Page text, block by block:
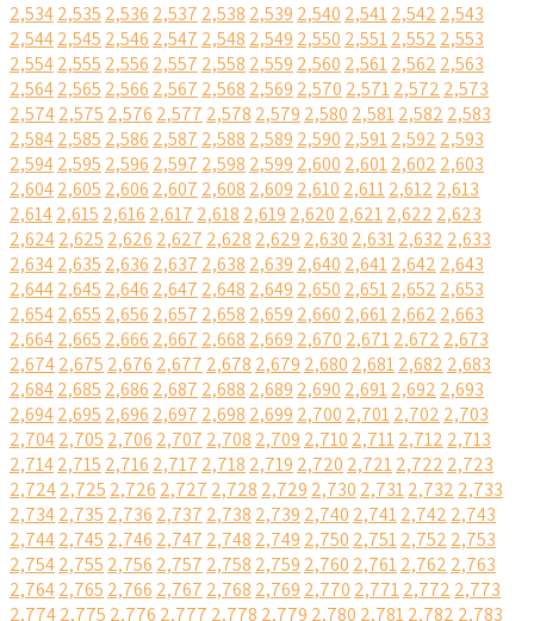
2,5342,535 2,536 2,537 2,538 2,539 2,540 2,5412,542 2,543
2,5442,545 2,546 2,547 2,548 2,549 2,550 2,5512,552 2,553
2,5542,555 2,556 2,557 2,558 2,559 2,560 2,5612,562 2,563
2,5642,565 2,566 2,567 2,568 2,569 2,570 2,5712,572 2,573
2,5742,575 2,576 2,577 2,578 2,579 2,580 2,5812,582 2,583
2,5842,585 2,586 2,587 2,588 2,589 2,590 2,5912,592 2,593
2,5942,595 2,596 2,597 2,598 2,599 2,600 2,6012,602 2,603
2,6042,605 2,606 2,607 2,608 2,609 2,610 2,6112,612 2,613
2,6142,615 2,616 2,617 2,618 2,619 2,620 2,6212,622 2,623
2,6242,625 2,626 2,627 2,628 2,629 2,630 2,6312,632 2,633
2,6342,635 2,636 2,637 2,638 2,639 2,640 2,6412,642 2,643
2,6442,645 2,646 2,647 2,648 2,649 2,650 2,6512,652 2,653
2,6542,655 2,656 2,657 2,658 2,659 2,660 2,6612,662 2,663
2,6642,665 2,666 2,667 2,668 2,669 2,670 2,6712,672 2,673
2,6742,675 2,676 2,677 2,678 2,679 2,680 2,6812,682 2,683
2,6842,685 2,686 2,687 2,688 2,689 2,690 2,6912,692 2,693
2,6942,695 2,696 2,697 2,698 2,699 2,700 2,7012,702 2,703
2,7042,705 2,706 2,707 2,708 2,709 2,710 2,7112,712 2,713
2,7142,715 2,716 2,717 2,718 2,719 2,720 2,7212,722 2,723
2,7242,725 2,726 2,727 2,728 2,729 2,730 2,7312,732 2,733
2,7342,735 2,736 2,737 2,738 2,739 2,740 2,7412,742 2,743
2,7442,745 2,746 2,747 2,748 2,749 2,750 2,7512,752 2,753
2,7542,755 2,756 2,757 2,758 2,759 2,760 2,7612,762 2,763
2,7642,765 2,766 2,767 2,768 2,769 2,770 2,7712,772 2,773
2,7742,775 2,776 2,777 2,778 2,779 2,780 2,7812,782 2,783